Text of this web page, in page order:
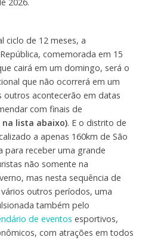
2026.
ciclo de 12 meses, a
comemorada em 15
cairá em um domingo, será o
que não ocorrerá em um
outros acontecerão em datas
com finais de
lista abaixo). E o distrito de
a apenas 160km de São
para receber uma grande
não somente na
mas nesta sequência de
vários outros períodos, uma
também pelo
de eventos esportivos,
com atrações em todos